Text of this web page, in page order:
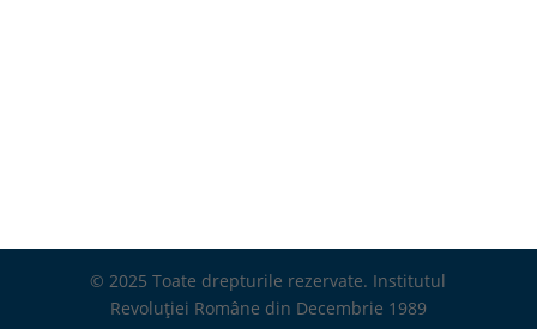
© 2025 Toate drepturile rezervate. Institutul
Revoluției Române din Decembrie 1989